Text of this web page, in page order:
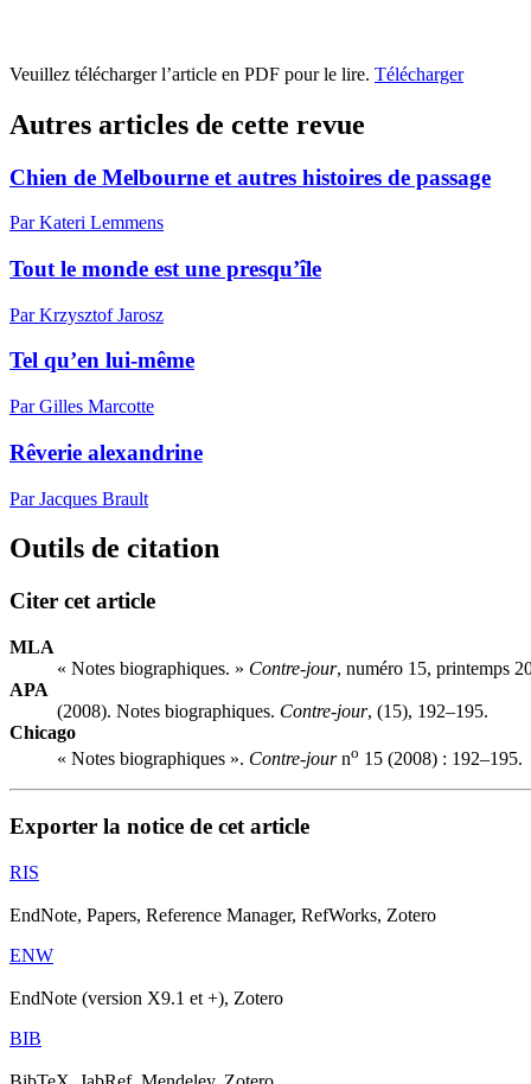
Veuillez télécharger l’article en PDF pour le lire. Télécharger
Autres articles de cette revue
Chien de Melbourne et autres histoires de passage
Par Kateri Lemmens
Tout le monde est une presqu’île
Par Krzysztof Jarosz
Tel qu’en lui-même
Par Gilles Marcotte
Rêverie alexandrine
Par Jacques Brault
Outils de citation
Citer cet article
MLA
« Notes biographiques. » Contre-jour, numéro 15, printemps
APA
(2008). Notes biographiques. Contre-jour, (15), 192–195.
Chicago
« Notes biographiques ». Contre-journo 15 (2008) : 192–195.
Exporter la notice de cet article
RIS
EndNote, Papers, Reference Manager, RefWorks, Zotero
ENW
EndNote (version X9.1 et +), Zotero
BIB